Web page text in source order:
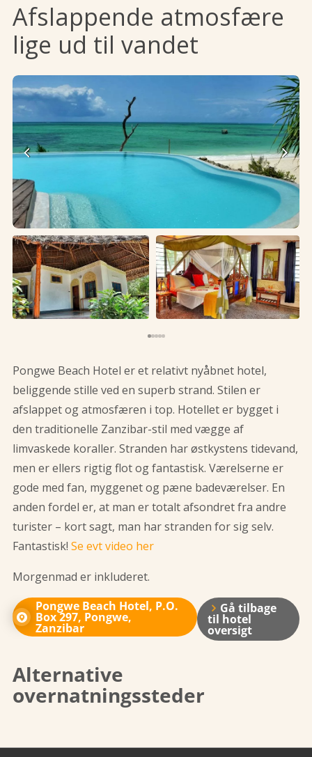
Afslappende atmosfære
lige ud til vandet
 
Pongwe Beach Hotel er et relativt nyåbnet hotel,
beliggende stille ved en superb strand. Stilen er
afslappet og atmosfæren i top. Hotellet er bygget i
den traditionelle Zanzibar-stil med vægge af
limvaskede koraller. Stranden har østkystens tidevand,
men er ellers rigtig flot og fantastisk. Værelserne er
gode med fan, myggenet og pæne badeværelser. En
anden fordel er, at man er totalt afsondret fra andre
turister – kort sagt, man har stranden for sig selv.
Fantastisk! Se evt video her
Morgenmad er inkluderet.
Pongwe Beach Hotel, P.O.
Box 297, Pongwe,
Zanzibar
Gå tilbage
til hotel
oversigt
Alternative
overnatningssteder